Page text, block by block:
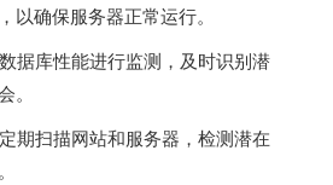
以确保服务器正常运行。
据库性能进行监测，及时识别潜
。
期扫描网站和服务器，检测潜在